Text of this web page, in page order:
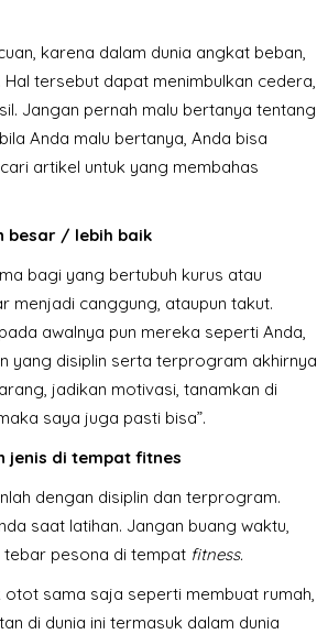
karena dalam dunia angkat beban,
tersebut dapat menimbulkan cedera,
Jangan pernah malu bertanya tentang
Anda malu bertanya, Anda bisa
artikel untuk yang membahas
besar / lebih baik
bagi yang bertubuh kurus atau
menjadi canggung, ataupun takut.
awalnya pun mereka seperti Anda,
yang disiplin serta terprogram akhirnya
jadikan motivasi, tanamkan di
saya juga pasti bisa”.
jenis di tempat fitnes
dengan disiplin dan terprogram.
saat latihan. Jangan buang waktu,
tebar pesona di tempat fitness.
otot sama saja seperti membuat rumah,
di dunia ini termasuk dalam dunia